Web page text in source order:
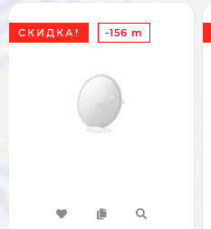
СКИДКА! -156 m